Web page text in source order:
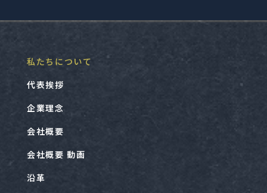
私たちについて
代表挨拶
企業理念
会社概要
会社概要 動画
沿革